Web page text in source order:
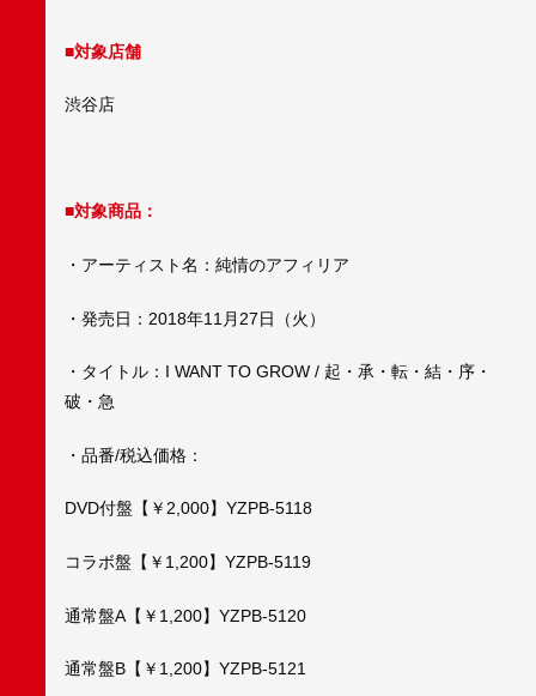
■対象店舗
渋谷店
■対象商品：
・アーティスト名：純情のアフィリア
・発売日：2018年11月27日（火）
・タイトル：I WANT TO GROW / 起・承・転・結・序・
破・急
・品番/税込価格：
DVD付盤【￥2,000】YZPB-5118
コラボ盤【￥1,200】YZPB-5119
通常盤A【￥1,200】YZPB-5120
通常盤B【￥1,200】YZPB-5121